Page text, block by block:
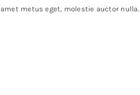
metus eget, molestie auctor nulla.